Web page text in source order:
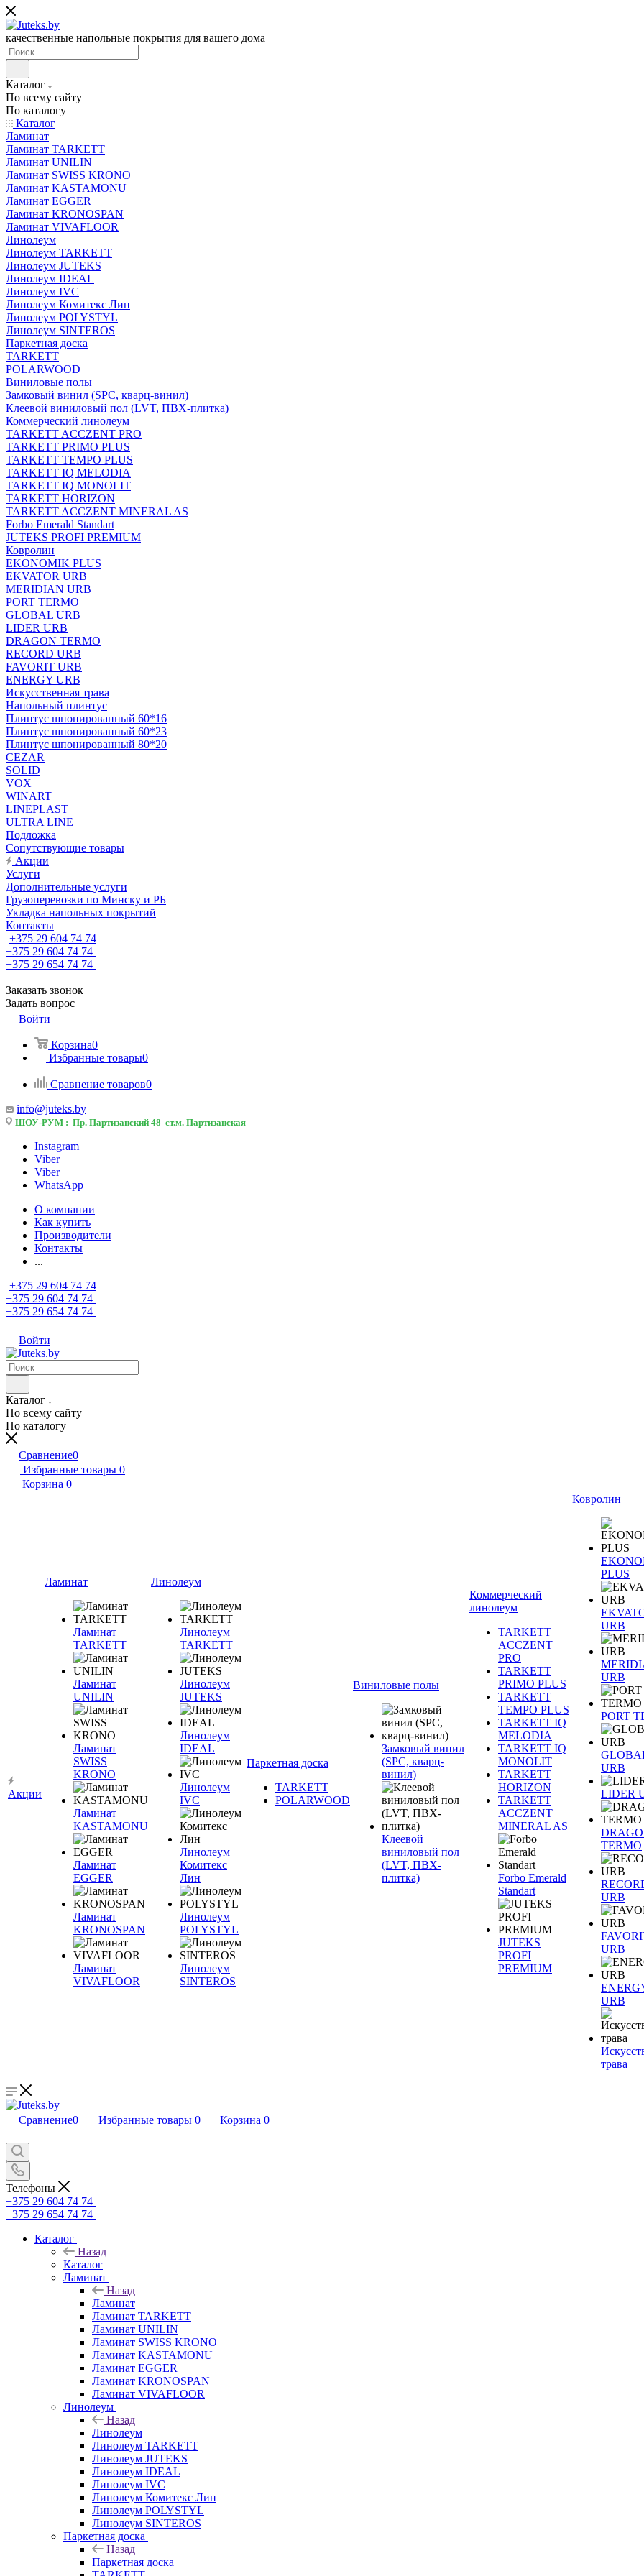
качественные напольные покрытия для вашего дома
Каталог
По всему сайту
По каталогу
Каталог
Ламинат
Ламинат TARKETT
Ламинат UNILIN
Ламинат SWISS KRONO
Ламинат KASTAMONU
Ламинат EGGER
Ламинат KRONOSPAN
Ламинат VIVAFLOOR
Линолеум
Линолеум TARKETT
Линолеум JUTEKS
Линолеум IDEAL
Линолеум IVC
Линолеум Комитекс Лин
Линолеум POLYSTYL
Линолеум SINTEROS
Паркетная доска
TARKETT
POLARWOOD
Виниловые полы
Замковый винил (SPC, кварц-винил)
Клеевой виниловый пол (LVT, ПВХ-плитка)
Коммерческий линолеум
TARKETT ACCZENT PRO
TARKETT PRIMO PLUS
TARKETT TEMPO PLUS
TARKETT IQ MELODIA
TARKETT IQ MONOLIT
TARKETT HORIZON
TARKETT ACCZENT MINERAL AS
Forbo Emerald Standart
JUTEKS PROFI PREMIUM
Ковролин
EKONOMIK PLUS
EKVATOR URB
MERIDIAN URB
PORT TERMO
GLOBAL URB
LIDER URB
DRAGON TERMO
RECORD URB
FAVORIT URB
ENERGY URB
Искусственная трава
Напольный плинтус
Плинтус шпонированный 60*16
Плинтус шпонированный 60*23
Плинтус шпонированный 80*20
CEZAR
SOLID
VOX
WINART
LINEPLAST
ULTRA LINE
Подложка
Сопутствующие товары
Акции
Услуги
Дополнительные услуги
Грузоперевозки по Минску и РБ
Укладка напольных покрытий
Контакты
+375 29 604 74 74
+375 29 604 74 74
+375 29 654 74 74
Заказать звонок
Задать вопрос
Войти
Корзина0
Избранные товары0
Сравнение товаров0
info@juteks.by
ШОУ-РУМ : Пр. Партизанский 48 ст.м. Партизанская
Instagram
Viber
Viber
WhatsApp
О компании
Как купить
Производители
Контакты
...
+375 29 604 74 74
+375 29 604 74 74
+375 29 654 74 74
Войти
Каталог
По всему сайту
По каталогу
Сравнение0
Избранные товары 0
Корзина 0
Акции
Ламинат
Ламинат
TARKETT
Ламинат
UNILIN
Ламинат
SWISS
KRONO
Ламинат
KASTAMONU
Ламинат
EGGER
Ламинат
KRONOSPAN
Ламинат
VIVAFLOOR
Линолеум
Линолеум
TARKETT
Линолеум
JUTEKS
Линолеум
IDEAL
Линолеум
IVC
Линолеум
Комитекс
Лин
Линолеум
POLYSTYL
Линолеум
SINTEROS
Паркетная доска
TARKETT
POLARWOOD
Виниловые полы
Замковый винил
(SPC, кварц-
винил)
Клеевой
виниловый пол
(LVT, ПВХ-
плитка)
Коммерческий
линолеум
TARKETT
ACCZENT
PRO
TARKETT
PRIMO PLUS
TARKETT
TEMPO PLUS
TARKETT IQ
MELODIA
TARKETT IQ
MONOLIT
TARKETT
HORIZON
TARKETT
ACCZENT
MINERAL AS
Forbo Emerald
Standart
JUTEKS
PROFI
PREMIUM
Ковролин
PLUS
URB
URB
PORT
URB
LIDER
TERMO
URB
URB
URB
трава
Сравнение0 Избранные товары 0 Корзина 0
Телефоны
+375 29 604 74 74
+375 29 654 74 74
Каталог
Назад
Каталог
Ламинат
Назад
Ламинат
Ламинат TARKETT
Ламинат UNILIN
Ламинат SWISS KRONO
Ламинат KASTAMONU
Ламинат EGGER
Ламинат KRONOSPAN
Ламинат VIVAFLOOR
Линолеум
Назад
Линолеум
Линолеум TARKETT
Линолеум JUTEKS
Линолеум IDEAL
Линолеум IVC
Линолеум Комитекс Лин
Линолеум POLYSTYL
Линолеум SINTEROS
Паркетная доска
Назад
Паркетная доска